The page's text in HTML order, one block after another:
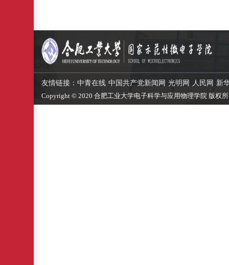
友情链接： 中青在线 中国共产党新闻网 光明网 人民网 新
Copyright © 2020 合肥工业大学电子科学与应用物理学院 版